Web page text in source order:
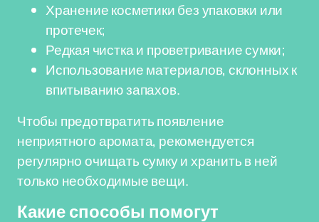
Хранение косметики без упаковки или
протечек;
Редкая чистка и проветривание сумки;
Использование материалов, склонных к
впитыванию запахов.
Чтобы предотвратить появление
неприятного аромата, рекомендуется
регулярно очищать сумку и хранить в ней
только необходимые вещи.
Какие способы помогут